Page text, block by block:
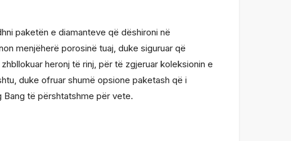
paketën e diamanteve që dëshironi në
menjëherë porosinë tuaj, duke siguruar që
heronj të rinj, për të zgjeruar koleksionin e
duke ofruar shumë opsione paketash që i
të përshtatshme për vete.